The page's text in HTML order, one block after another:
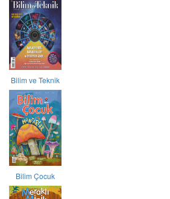
Bilim ve Teknik
Bilim Çocuk